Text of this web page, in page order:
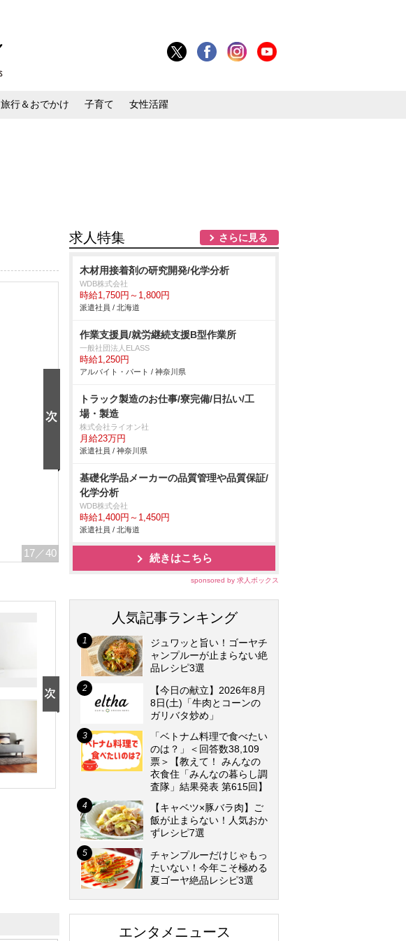
旅行＆おでかけ 子育て 女性活躍
17 ／40
求人特集 さらに見る
木材用接着剤の研究開発/化学分析
WDB株式会社
時給1,750円～1,800円
派遣社員 / 北海道
作業支援員/就労継続支援B型作業所
一般社団法人ELASS
時給1,250円
アルバイト・パート / 神奈川県
トラック製造のお仕事/寮完備/日払い/工
場・製造
株式会社ライオン社
月給23万円
派遣社員 / 神奈川県
基礎化学品メーカーの品質管理や品質保証/
化学分析
WDB株式会社
時給1,400円～1,450円
派遣社員 / 北海道
続きはこちら
sponsored by 求人ボックス
人気記事ランキング
ジュワッと旨い！ゴーヤチ
ャンプルーが止まらない絶
品レシピ3選
【今日の献立】2026年8月
8日(土)「牛肉とコーンの
ガリバタ炒め」
「ベトナム料理で食べたい
のは？」＜回答数38,109
票＞【教えて！ みんなの
衣食住「みんなの暮らし調
査隊」結果発表 第615回】
【キャベツ×豚バラ肉】ご
飯が止まらない！人気おか
ずレシピ7選
チャンプルーだけじゃもっ
たいない！今年こそ極める
夏ゴーヤ絶品レシピ3選
エンタメニュース